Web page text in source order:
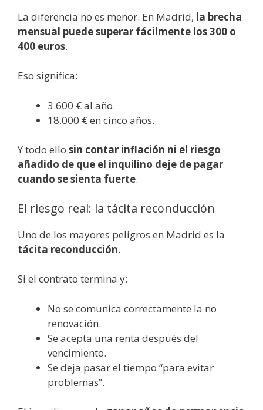
La diferencia no es menor. En Madrid, la brecha
mensual puede superar fácilmente los 300 o
400 euros.
Eso significa:
3.600 € al año.
18.000 € en cinco años.
Y todo ello sin contar inflación ni el riesgo
añadido de que el inquilino deje de pagar
cuando se sienta fuerte.
El riesgo real: la tácita reconducción
Uno de los mayores peligros en Madrid es la
tácita reconducción.
Si el contrato termina y:
No se comunica correctamente la no
renovación.
Se acepta una renta después del
vencimiento.
Se deja pasar el tiempo “para evitar
problemas”.